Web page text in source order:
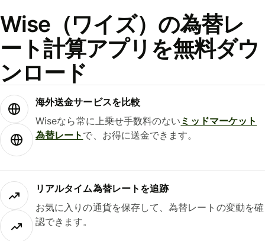
Wise（ワイズ）の為替レ
ート計算アプリを無料ダウ
ンロード
海外送金サービスを比較
Wiseなら常に上乗せ手数料のない ミッドマーケット
為替レート で、お得に送金できます。
リアルタイム為替レートを追跡
お気に入りの通貨を保存して、為替レートの変動を確
認できます。